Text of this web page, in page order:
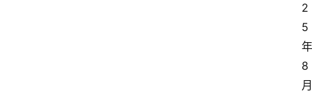
2
5
年
8
月